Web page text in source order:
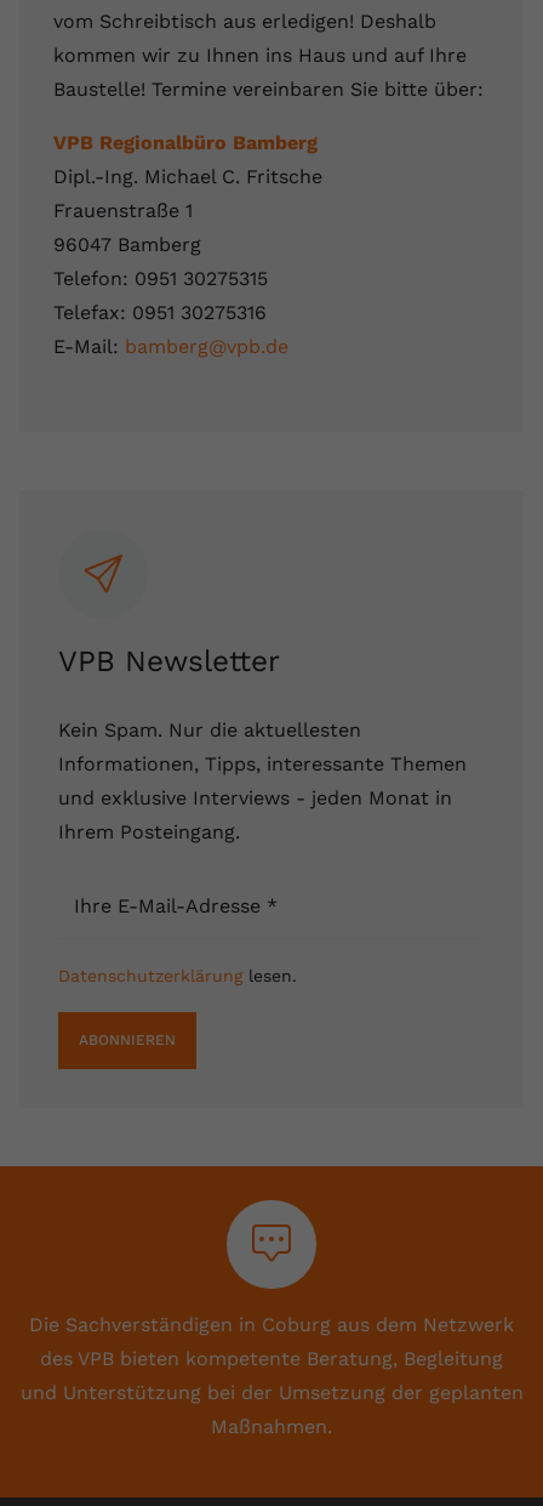
vom Schreibtisch aus erledigen! Deshalb
kommen wir zu Ihnen ins Haus und auf Ihre
Baustelle! Termine vereinbaren Sie bitte über:
VPB Regionalbüro Bamberg
Dipl.-Ing. Michael C. Fritsche
Frauenstraße 1
96047 Bamberg
Telefon: 0951 30275315
Telefax: 0951 30275316
E-Mail: bamberg@vpb.de
VPB Newsletter
Kein Spam. Nur die aktuellesten
Informationen, Tipps, interessante Themen
und exklusive Interviews - jeden Monat in
Ihrem Posteingang.
Ihre E-Mail-Adresse *
Datenschutzerklärunglesen.
ABONNIEREN
Die Sachverständigen in Coburg aus dem Netzwerk
des VPB bieten kompetente Beratung, Begleitung
und Unterstützung bei der Umsetzung der geplanten
Maßnahmen.